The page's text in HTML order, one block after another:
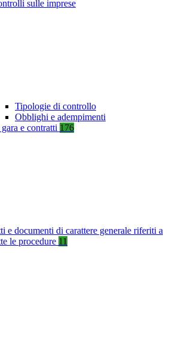
sulle imprese
Tipologie di controllo
Obblighi e adempimenti
e contratti 176
e documenti di carattere generale riferiti a
le procedure 11